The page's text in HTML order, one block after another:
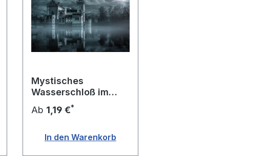
Mystisches
Wasserschloß im
Mondlicht
Ab 1,19 €*
In den Warenkorb